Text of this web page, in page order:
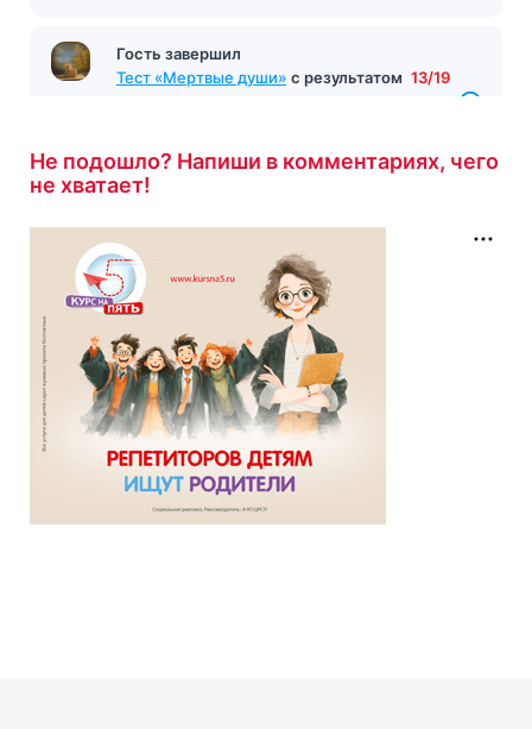
Гость завершил
Тест «Мертвые души» с результатом 13/19
Не подошло? Напиши в комментариях, чего
не хватает!